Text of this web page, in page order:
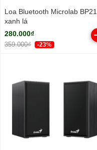
Loa Bluetooth Microlab BP21
xanh lá
280.000₫
359.000₫ -23%